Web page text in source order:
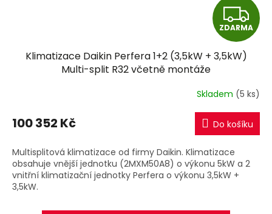
Z
D
R
M
A
ZDARMA
Klimatizace Daikin Perfera 1+2 (3,5kW + 3,5kW)
Multi-split R32 včetně montáže
Skladem (5 ks)
100 352 Kč Do košíku
Multisplitová klimatizace od firmy Daikin. Klimatizace
obsahuje vnější jednotku (2MXM50A8) o výkonu 5kW a 2
vnitřní klimatizační jednotky Perfera o výkonu 3,5kW +
3,5kW.